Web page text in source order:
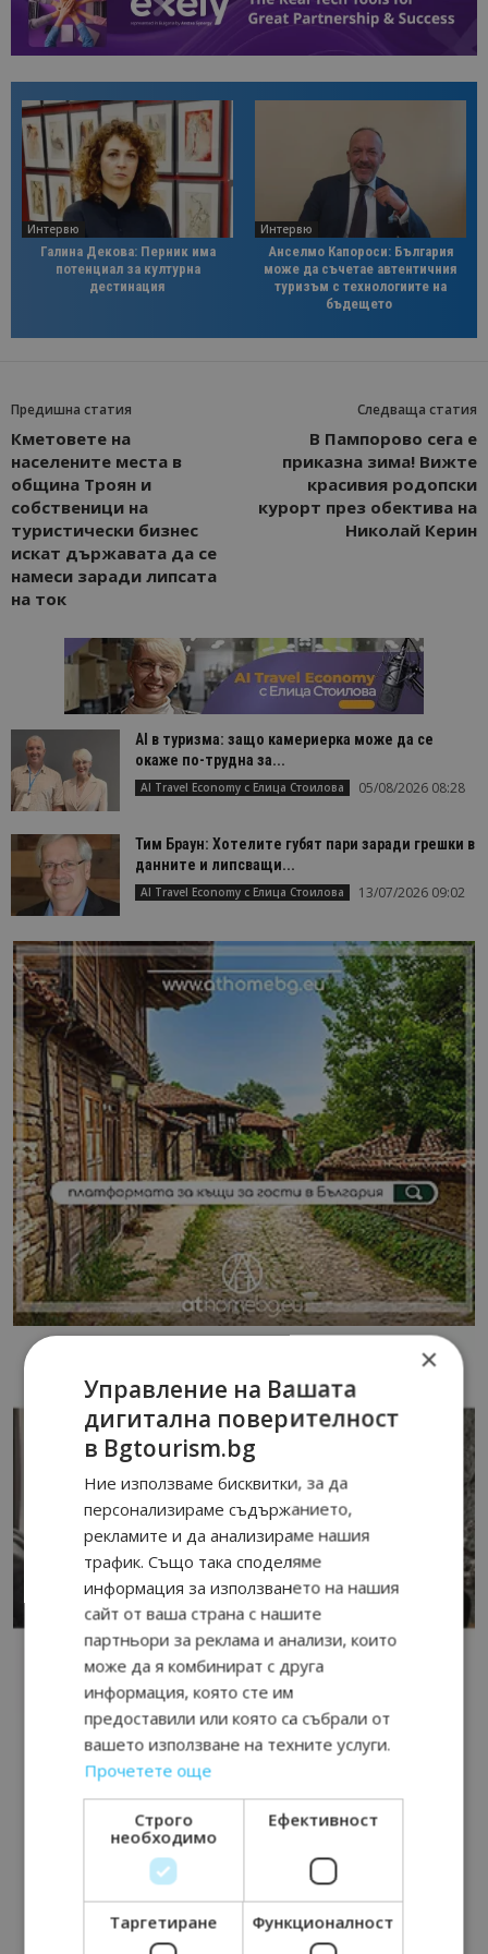
Интервю
Галина Декова: Перник има
потенциал за културна
дестинация
Интервю
Анселмо Капороси: България
може да съчетае автентичния
туризъм с технологиите на
бъдещето
Предишна статия
Кметовете на
населените места в
община Троян и
собственици на
туристически бизнес
искат държавата да се
намеси заради липсата
на ток
Следваща статия
В Пампорово сега е
приказна зима! Вижте
красивия родопски
курорт през обектива на
Николай Керин
AI в туризма: защо камериерка може да се
окаже по-трудна за...
AI Travel Economy с Елица Стоилова 05/08/2026 08:28
Тим Браун: Хотелите губят пари заради грешки в
данните и липсващи...
AI Travel Economy с Елица Стоилова 13/07/2026 09:02
×
Управление на Вашата
дигитална поверителност
в Bgtourism.bg
Ние използваме бисквитки, за да
персонализираме съдържанието,
рекламите и да анализираме нашия
трафик. Също така споделяме
информация за използването на нашия
сайт от ваша страна с нашите
партньори за реклама и анализи, които
може да я комбинират с друга
информация, която сте им
предоставили или която са събрали от
вашето използване на техните услуги.
Прочетете още
Строго
необходимо
Ефективност
Таргетиране Функционалност